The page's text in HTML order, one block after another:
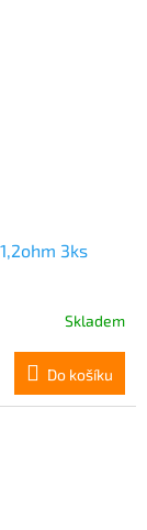
3ks
Skladem
Do košíku